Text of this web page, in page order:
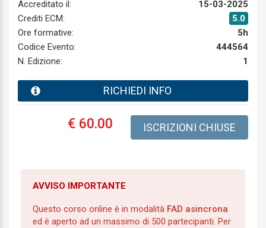
Accreditato il:
15-03-2025
Crediti ECM:
5.0
Ore formative:
5h
Codice Evento:
444564
N. Edizione:
1
RICHIEDI INFO
ISCRIZIONI CHIUSE
€ 60.00
AVVISO IMPORTANTE
Questo corso online è in modalità FAD asincrona
ed è aperto ad un massimo di 500 partecipanti. Per